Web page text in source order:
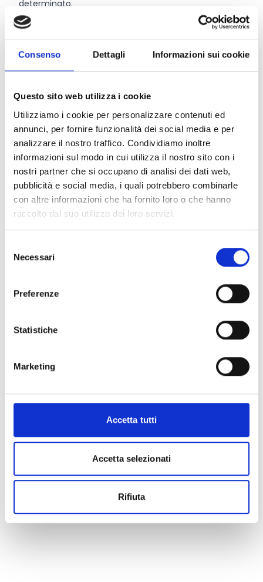
Consenso Dettagli Informazioni sui cookie
Questo sito web utilizza i cookie
Utilizziamo i cookie per personalizzare contenuti ed
annunci, per fornire funzionalità dei social media e per
analizzare il nostro traffico. Condividiamo inoltre
informazioni sul modo in cui utilizza il nostro sito con i
nostri partner che si occupano di analisi dei dati web,
pubblicità e social media, i quali potrebbero combinarle
con altre informazioni che ha fornito loro o che hanno
raccolto dal suo utilizzo dei loro servizi.
delNecessari
Preferenze
Statistiche
Marketing
Accetta tutti
Accetta selezionati
Rifiuta
determinato.
CONDIVIDI
Conosci Obiettivo Europa?
Prova gratis